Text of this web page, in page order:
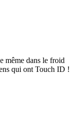
même dans le froid
qui ont Touch ID !